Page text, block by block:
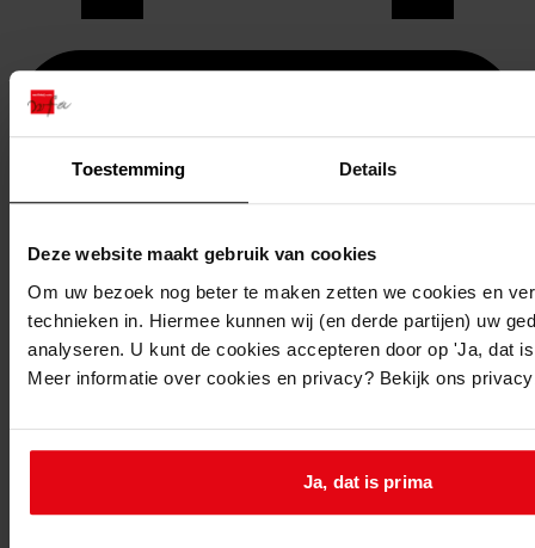
Toestemming Details
Deze website maakt gebruik van cookies
Om uw bezoek nog beter te maken zetten we cookies en
technieken in. Hiermee kunnen wij (en derde partijen) uw
analyseren. U kunt de cookies accepteren door op 'Ja, dat
Meer informatie over cookies en privacy? Bekijk ons
Ja, dat is prima
Printen